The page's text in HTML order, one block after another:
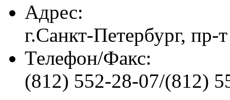
Адрес:
г.Санкт-Петербург, пр-
Телефон/Факс:
(812) 552-28-07/(812)